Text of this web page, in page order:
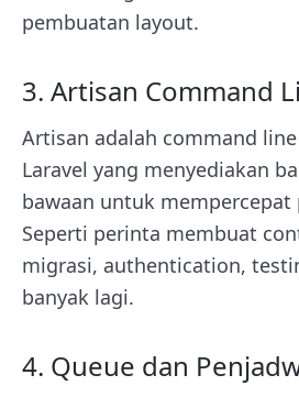
pembuatan layout.
3. Artisan Command
Artisan adalah command
Laravel yang menyediakan
bawaan untuk mempercepat
Seperti perinta membuat
migrasi, authentication,
banyak lagi.
4. Queue dan